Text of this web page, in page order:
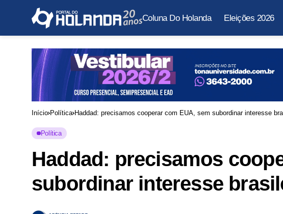
Coluna Do Holanda Eleições 2026
Início Política Haddad: precisamos cooperar com EUA, sem subordinar interesse
Política
Haddad: precisamos
subordinar interesse